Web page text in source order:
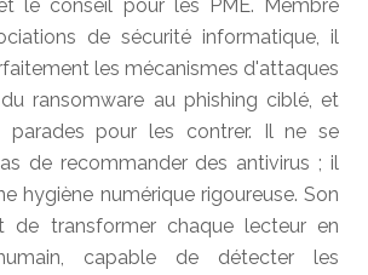
le conseil pour les PME. Membre
de sécurité informatique, il
les mécanismes d'attaques
ransomware au phishing ciblé, et
parades pour les contrer. Il ne se
de recommander des antivirus ; il
hygiène numérique rigoureuse. Son
de transformer chaque lecteur en
capable de détecter les